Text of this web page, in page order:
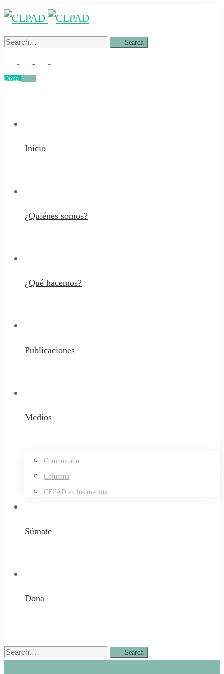
Search
Search
Dona
Inicio
¿Quiénes somos?
¿Qué hacemos?
Publicaciones
Medios
Comunicado
Columna
CEPAD en los medios
Súmate
Dona
Search
Search